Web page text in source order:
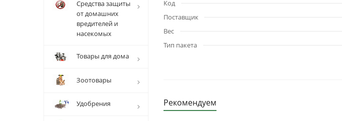
Код
Поставщик
Вес
Тип пакета
Рекомендуем
Средства защиты
от домашних
вредителей и
насекомых
Товары для дома
Зоотовары
Удобрения